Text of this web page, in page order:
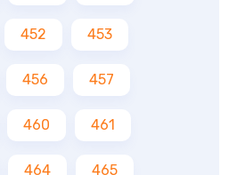
452 453
456 457
460 461
464 465